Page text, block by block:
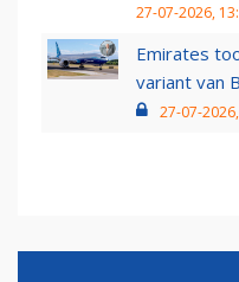
27-07-2026,
Emirates
variant van
27-07-